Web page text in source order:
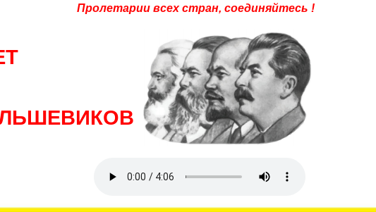
Пролетарии всех стран, соединяйтесь !